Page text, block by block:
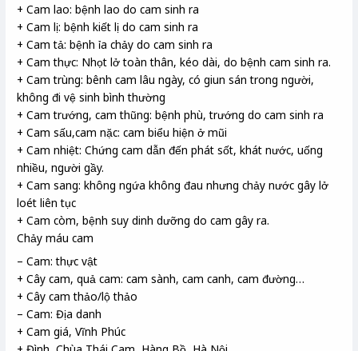
+ Cam lao: bệnh lao do cam sinh ra
+ Cam lị: bệnh kiết lị do cam sinh ra
+ Cam tả: bệnh ỉa chảy do cam sinh ra
+ Cam thực: Nhọt lở toàn thân, kéo dài, do bệnh cam sinh ra.
+ Cam trùng: bênh cam lâu ngày, có giun sán trong người,
không đi vệ sinh bình thường
+ Cam trướng, cam thũng: bệnh phù, trướng do cam sinh ra
+ Cam sấu,cam nặc: cam biểu hiện ở mũi
+ Cam nhiệt: Chứng cam dẫn đến phát sốt, khát nước, uống
nhiều, người gầy.
+ Cam sang: không ngứa không đau nhưng chảy nước gây lở
loét liên tục
+ Cam còm, bệnh suy dinh dưỡng do cam gây ra.
Chảy máu cam
– Cam: thực vật
+ Cây cam, quả cam: cam sành, cam canh, cam đường…
+ Cây cam thảo/lộ thảo
– Cam: Địa danh
+ Cam giá, Vĩnh Phúc